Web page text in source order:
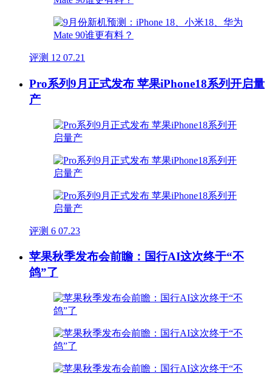
评测 12 07.21
Pro系列9月正式发布 苹果iPhone18系列开启量
产
评测 6 07.23
苹果秋季发布会前瞻：国行AI这次终于“不
鸽”了